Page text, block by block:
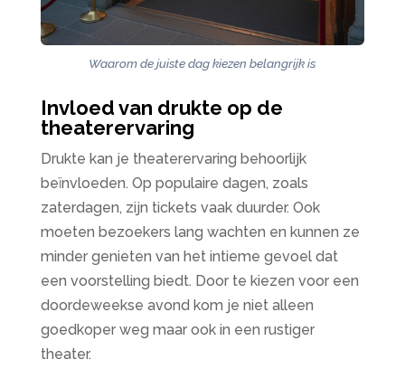
Waarom de juiste dag kiezen belangrijk is
Invloed van drukte op de
theaterervaring
Drukte kan je theaterervaring behoorlijk
beïnvloeden. Op populaire dagen, zoals
zaterdagen, zijn tickets vaak duurder. Ook
moeten bezoekers lang wachten en kunnen ze
minder genieten van het intieme gevoel dat
een voorstelling biedt. Door te kiezen voor een
doordeweekse avond kom je niet alleen
goedkoper weg maar ook in een rustiger
theater.